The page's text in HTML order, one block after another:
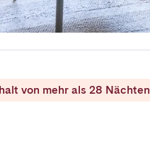
von mehr als 28 Nächten